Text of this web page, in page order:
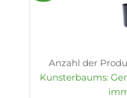
Anzahl der
Kunsterbaums: